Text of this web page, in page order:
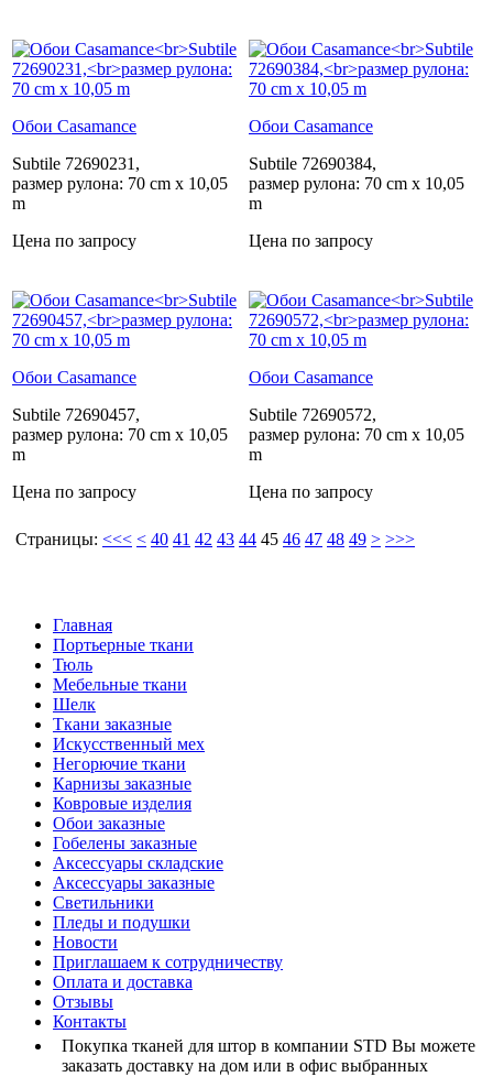
Обои Casamance
Subtile 72690231,
размер рулона: 70 cm x 10,05
m
Цена по запросу
Обои Casamance
Subtile 72690384,
размер рулона: 70 cm x 10,05
m
Цена по запросу
Обои Casamance
Subtile 72690457,
размер рулона: 70 cm x 10,05
m
Цена по запросу
Обои Casamance
Subtile 72690572,
размер рулона: 70 cm x 10,05
m
Цена по запросу
Страницы: <<< < 40 41 42 43 44 45 46 47 48 49 > >>>
Главная
Портьерные ткани
Тюль
Мебельные ткани
Шелк
Ткани заказные
Искусственный мех
Негорючие ткани
Карнизы заказные
Ковровые изделия
Обои заказные
Гобелены заказные
Аксессуары складские
Аксессуары заказные
Светильники
Пледы и подушки
Новости
Приглашаем к сотрудничеству
Оплата и доставка
Отзывы
Контакты
Покупка тканей для штор в компании STD Вы можете
заказать доставку на дом или в офис выбранных